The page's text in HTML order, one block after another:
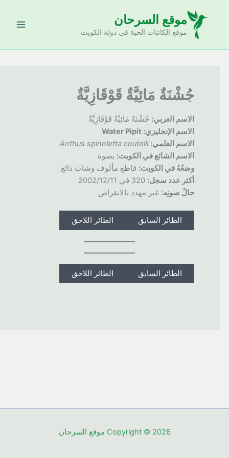
موقع السرحان
موقع الكائنات الحية في دولة الكويت
جُشْنَةٌ مَائِيَّةٌ قَوْقَازِيَّةٌ
الاسم العربي:جُشْنَةٌ مَائِيَّةٌ قَوْقَازِيَّةٌ
الاسم الإنجليزي: Water Pipit
الاسم العلمي: Anthus spinoletta coutelli
الاسم الشائع في الكويت:بصوة
وضعُهُ في الكويت:قاطع مألوف وشات ذائع
أكثر عدد سجل:320 في 2002/12/11
حالُ صونِه:غير مهدد بالانقراض
الطائر السابق الطائر اللاحق
الطائر السابق الطائر اللاحق
Copyright © 2026 موقع السرحان